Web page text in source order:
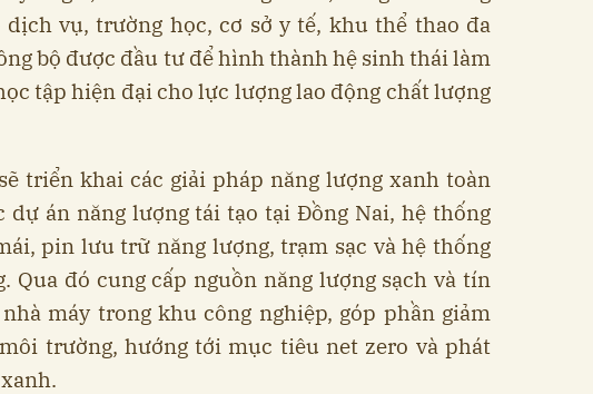
vụ, trường học, cơ sở y tế, khu thể thao đa
bộ được đầu tư để hình thành hệ sinh thái làm
tập hiện đại cho lực lượng lao động chất lượng
triển khai các giải pháp năng lượng xanh toàn
dự án năng lượng tái tạo tại Đồng Nai, hệ thống
pin lưu trữ năng lượng, trạm sạc và hệ thống
Qua đó cung cấp nguồn năng lượng sạch và tín
máy trong khu công nghiệp, góp phần giảm
trường, hướng tới mục tiêu net zero và phát